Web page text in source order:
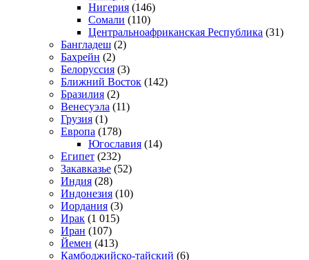
Нигерия (146)
Сомали (110)
Центральноафриканская Республика (31)
Бангладеш (2)
Бахрейн (2)
Белоруссия (3)
Ближний Восток (142)
Бразилия (2)
Венесуэла (11)
Грузия (1)
Европа (178)
Югославия (14)
Египет (232)
Закавказье (52)
Индия (28)
Индонезия (10)
Иордания (3)
Ирак (1 015)
Иран (107)
Йемен (413)
Камбоджийско-тайский (6)